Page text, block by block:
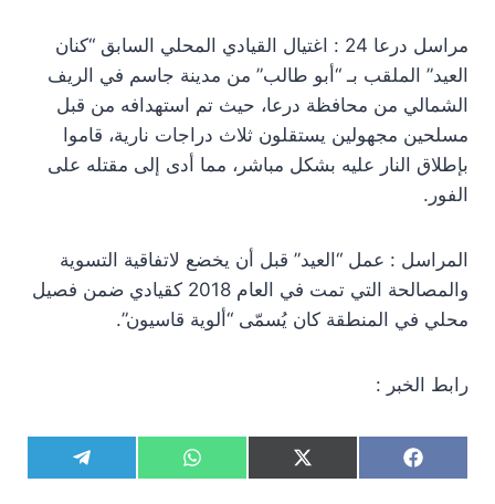
مراسل درعا 24 : اغتيال القيادي المحلي السابق “كنان
العيد” الملقب بـ “أبو طالب” من مدينة جاسم في الريف
الشمالي من محافظة درعا، حيث تم استهدافه من قبل
مسلحين مجهولين يستقلون ثلاث دراجات نارية، قاموا
بإطلاق النار عليه بشكل مباشر، مما أدى إلى مقتله على
الفور.
المراسل : عمل “العيد” قبل أن يخضع لاتفاقية التسوية
والمصالحة التي تمت في العام 2018 كقيادي ضمن فصيل
محلي في المنطقة كان يُسمّى “ألوية قاسيون”.
رابط الخبر :
S
h
F
a
S
h
X
(
S
h
W
h
S
h
T
e